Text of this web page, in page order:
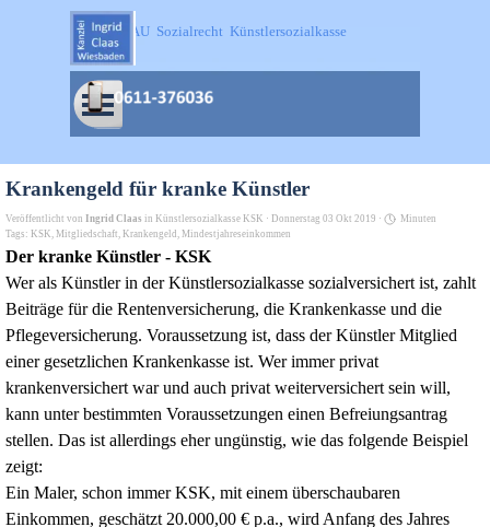
Direkt zum Seiteninhalt
SOKA-BAU  Sozialrecht  Künstlersozialkasse
Menü überspringen
Krankengeld für kranke Künstler
Veröffentlicht von Ingrid Claas in Künstlersozialkasse KSK · Donnerstag 03 Okt 2019 ·
Minuten
Tags: KSK, Mitgliedschaft, Krankengeld , Mindestjahreseinkommen
Der kranke Künstler - KSK
Wer als Künstler in der Künstlersozialkasse sozialversichert ist, zahlt
Beiträge für die Rentenversicherung, die Krankenkasse und die
Pflegeversicherung. Voraussetzung ist, dass der Künstler Mitglied
einer gesetzlichen Krankenkasse ist. Wer immer privat
krankenversichert war und auch privat weiterversichert sein will,
kann unter bestimmten Voraussetzungen einen Befreiungsantrag
stellen. Das ist allerdings eher ungünstig, wie das folgende Beispiel
zeigt:
Ein Maler, schon immer KSK, mit einem überschaubaren
Einkommen, geschätzt 20.000,00 € p.a., wird Anfang des Jahres